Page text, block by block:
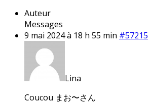
Auteur
Messages
9 mai 2024 à 18 h 55 min #57215
Lina
Coucou まお〜さん